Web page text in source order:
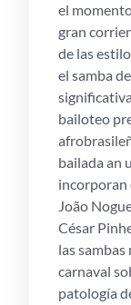
el
gran
de las
el samba
bailoteo
bailada an
incorporan
João
César
las
carnaval
patologí­a